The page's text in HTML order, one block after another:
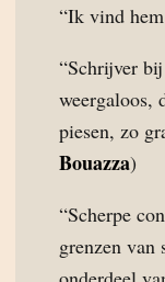
“Ik vind
“Schrijver
weergaloos,
piesen, zo
Bouazza)
“Scherpe
grenzen van